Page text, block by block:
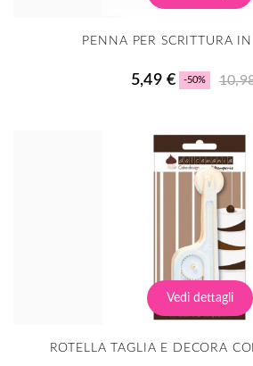
PENNA PER SCRITTURA
5,49 € -50%
Vedi dettagli
ROTELLA TAGLIA E DECORA